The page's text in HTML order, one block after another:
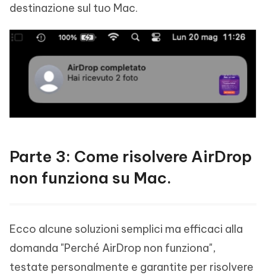
destinazione sul tuo Mac.
Parte 3: Come risolvere AirDrop
non funziona su Mac.
Ecco alcune soluzioni semplici ma efficaci alla
domanda "Perché AirDrop non funziona",
testate personalmente e garantite per risolvere